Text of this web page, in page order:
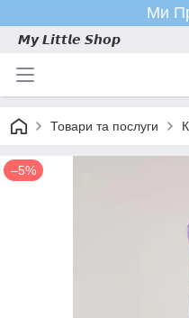
Ми
𝙈𝙮 𝙇𝙞𝙩𝙩𝙡𝙚 𝙎𝙝𝙤𝙥
Товари та послуги
–5%